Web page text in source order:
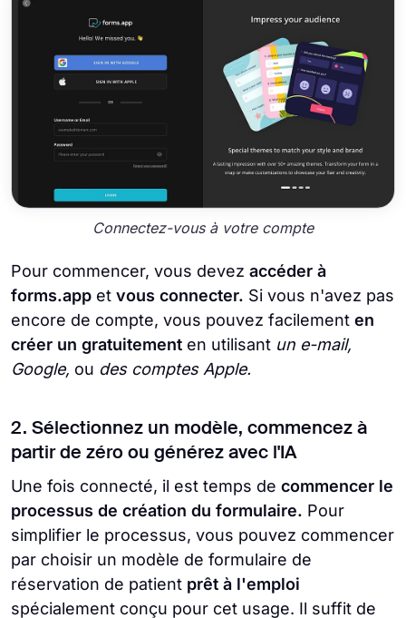
Connectez-vous à votre compte
Pour commencer, vous devez accéder à
forms.app et vous connecter. Si vous n'avez pas
encore de compte, vous pouvez facilement en
créer un gratuitement en utilisant un e-mail,
Google, ou des comptes Apple.
2. Sélectionnez un modèle, commencez à
partir de zéro ou générez avec l'IA
Une fois connecté, il est temps de commencer le
processus de création du formulaire. Pour
simplifier le processus, vous pouvez commencer
par choisir un modèle de formulaire de
réservation de patient prêt à l'emploi
spécialement conçu pour cet usage. Il suffit de